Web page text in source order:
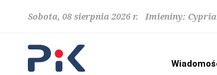
Sobota, 08 sierpnia 2026 r. Imieniny: